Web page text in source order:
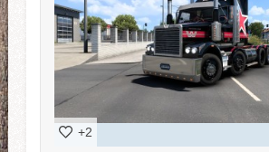
+2